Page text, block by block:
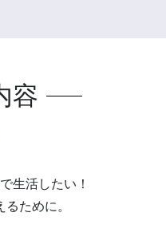
容
生活したい！
ために。